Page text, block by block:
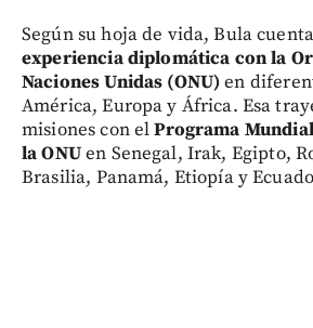
Según su hoja de vida, Bula
experiencia diplomática con la
Naciones Unidas (ONU)en
América, Europa y África. Esa
misiones con elPrograma
la ONUen Senegal, Irak, Egipto,
Brasilia, Panamá, Etiopía y